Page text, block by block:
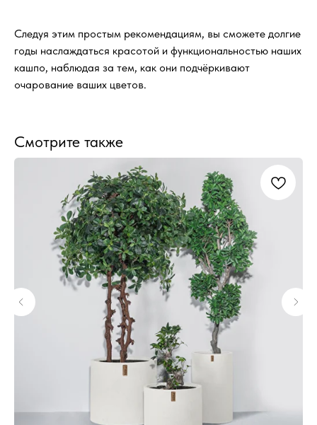
Следуя этим простым рекомендациям, вы сможете долгие
годы наслаждаться красотой и функциональностью наших
кашпо, наблюдая за тем, как они подчёркивают
очарование ваших цветов.
Смотрите также